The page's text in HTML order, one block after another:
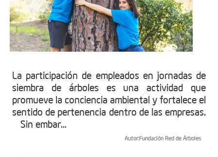
La participación de empleados en jornadas de
siembra de árboles es una actividad que
promueve la conciencia ambiental y fortalece el
sentido de pertenencia dentro de las empresas.
Sin embar...
Autor:Fundación Red de Árboles